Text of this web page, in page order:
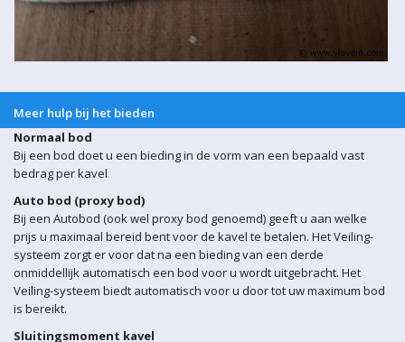
Meer hulp bij het bieden
Normaal bod
Bij een bod doet u een bieding in de vorm van een bepaald vast
bedrag per kavel
Auto bod (proxy bod)
Bij een Autobod (ook wel proxy bod genoemd) geeft u aan welke
prijs u maximaal bereid bent voor de kavel te betalen. Het Veiling-
systeem zorgt er voor dat na een bieding van een derde
onmiddellijk automatisch een bod voor u wordt uitgebracht. Het
Veiling-systeem biedt automatisch voor u door tot uw maximum bod
is bereikt.
Sluitingsmoment kavel